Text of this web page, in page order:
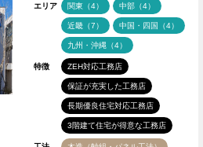
エリア 関東（4） 中部（4）
近畿（7） 中国・四国（4）
九州・沖縄（4）
特徴 ZEH対応工務店
保証が充実した工務店
長期優良住宅対応工務店
3階建て住宅が得意な工務店